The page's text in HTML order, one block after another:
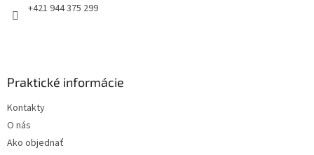
+421 944 375 299
Praktické informácie
Kontakty
O nás
Ako objednať